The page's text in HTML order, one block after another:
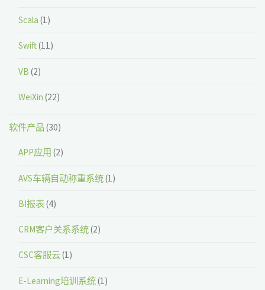
Scala (1)
Swift(11)
VB (2)
WeiXin (22)
软件产品(30)
APP应用 (2)
AVS车辆自动称重系统(1)
BI报表(4)
CRM客户关系系统(2)
CSC客服云(1)
E-Learning培训系统(1)